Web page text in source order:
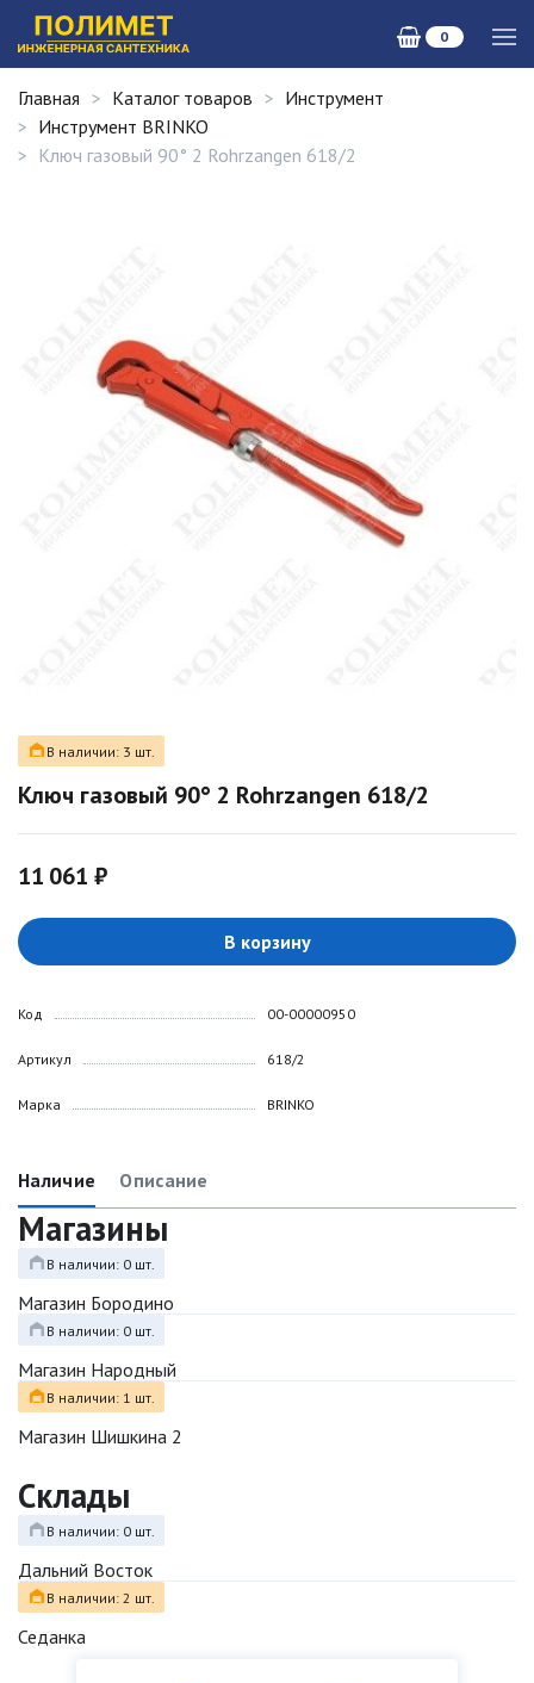
0
Главная Каталог товаров
Инструмент
Инструмент BRINKO
Ключ газовый 90° 2 Rohrzangen 618/2
В наличии: 3 шт.
Ключ газовый 90° 2 Rohrzangen 618/2
11 061 ₽
В корзину
Код
Артикул
Марка
00-00000950
618/2
BRINKO
Наличие Описание
Магазины
В наличии: 0 шт.
Магазин Бородино
В наличии: 0 шт.
Магазин Народный
В наличии: 1 шт.
Магазин Шишкина 2
Склады
В наличии: 0 шт.
Дальний Восток
В наличии: 2 шт.
Седанка